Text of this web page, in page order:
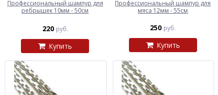
Профессиональный шампур для
ребрышек 10мм - 50см
220 руб.
Купить
Профессиональный шампур для
мяса 12мм - 55см
250 руб.
Купить